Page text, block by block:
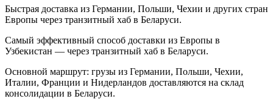
Быстрая доставка из Германии, Польши, Чехии и других стран
Европы через транзитный хаб в Беларуси.
Самый эффективный способ доставки из Европы в
Узбекистан — через транзитный хаб в Беларуси.
Основной маршрут: грузы из Германии, Польши, Чехии,
Италии, Франции и Нидерландов доставляются на склад
консолидации в Беларуси.